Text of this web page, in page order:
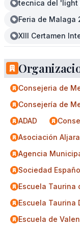
tecnica del 'light
Feria de Malaga
XIII Certamen
Consejeria de
Consejería de
ADAD
Asociación
Agencia
Sociedad
Escuela Taurina
Escuela Taurina
Escuela de